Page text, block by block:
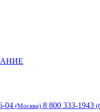
04 (Москва) 8 800 333-1943